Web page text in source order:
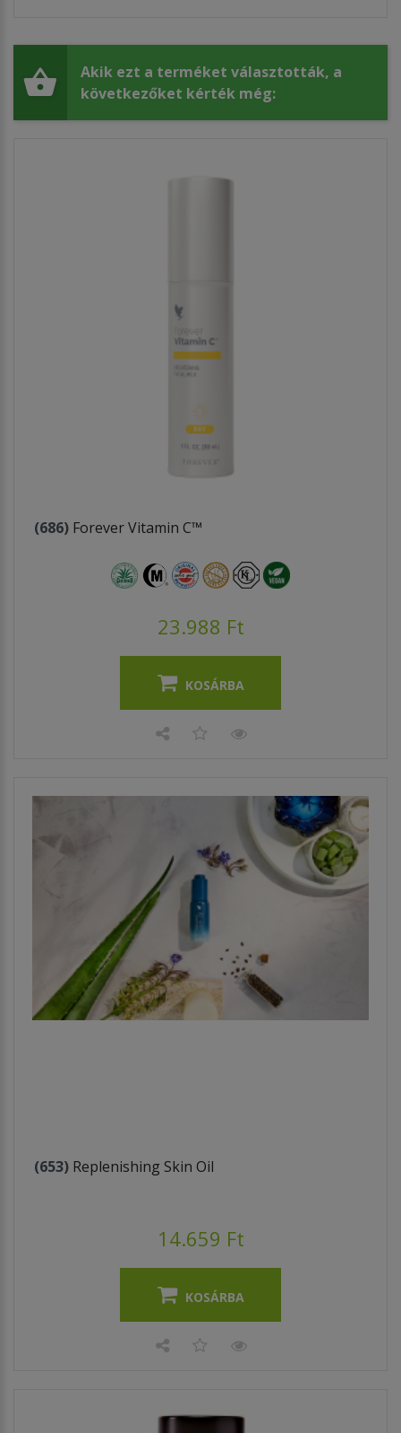
Akik ezt a terméket választották, a
következőket kérték még:
(686) Forever Vitamin C™
23.988 Ft
KOSÁRBA
(653) Replenishing Skin Oil
14.659 Ft
KOSÁRBA